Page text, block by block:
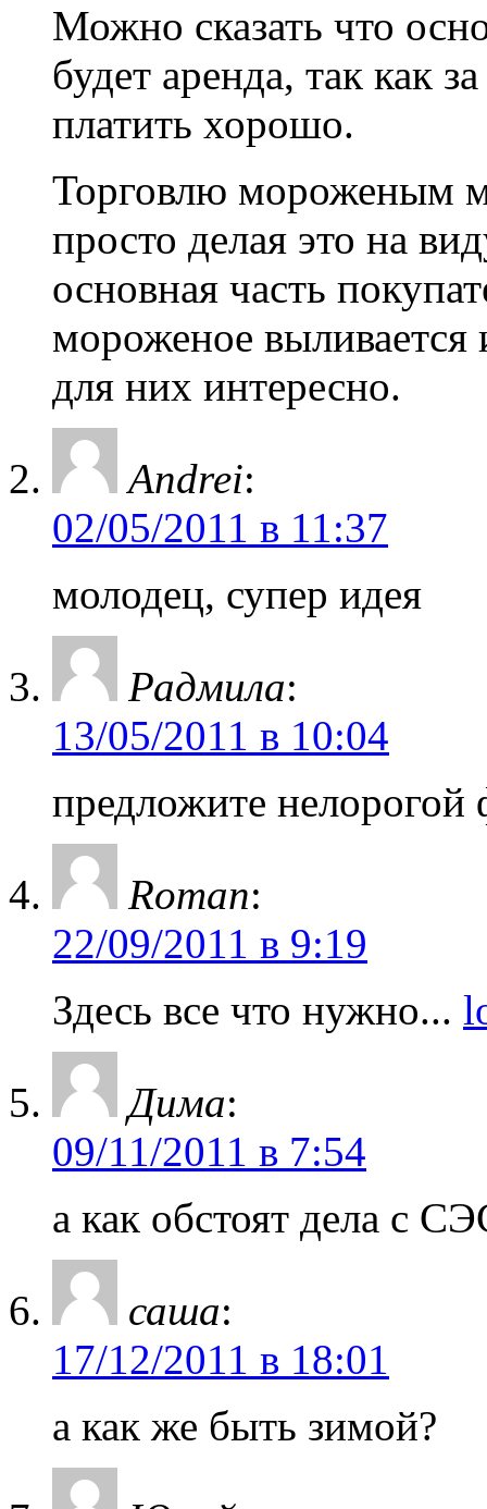
Можно сказать что
будет аренда, так как
платить хорошо.
Торговлю мороженым
просто делая это на
основная часть
мороженое выливается
для них интересно.
Andrei:
02/05/2011 в 11:37
молодец, супер идея
Радмила:
13/05/2011 в 10:04
предложите нелорогой
Roman:
22/09/2011 в 9:19
Здесь все что нужно...
Дима:
09/11/2011 в 7:54
а как обстоят дела с
саша:
17/12/2011 в 18:01
а как же быть зимой?